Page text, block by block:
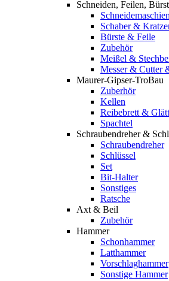
Schneiden, Feilen,
Schaber &
Bürste & Feile
Zubehör
Meißel &
Messer & Cutter
Maurer-Gipser-TroBau
Zuberhör
Kellen
Reibebrett &
Spachtel
Schraubendreher &
Schraubendreher
Schlüssel
Set
Bit-Halter
Sonstiges
Ratsche
Axt & Beil
Zubehör
Hammer
Schonhammer
Latthammer
Vorschlaghammer
Sonstige Hammer